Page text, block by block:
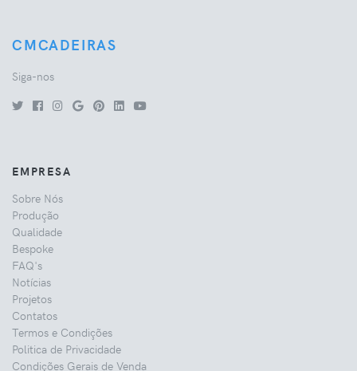
CMCADEIRAS
Siga-nos
EMPRESA
Sobre Nós
Produção
Qualidade
Bespoke
FAQ's
Notícias
Projetos
Contatos
Termos e Condições
Politica de Privacidade
Condições Gerais de Venda